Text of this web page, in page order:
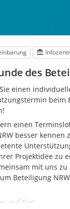
des
einen
beim
einen
besser kennen
Projektidee zu
mit uns
Beteiligung
auf Sie!